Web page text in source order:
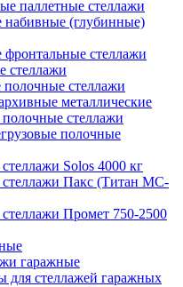
паллетные стеллажи
набивные (глубинные)
стеллажи
стеллажи
полочные стеллажи
металлические
стеллажи
полочные
Solos 4000 кг
стеллажи Пакс (Титан МС-
Промет 750-2500
гаражные
для стеллажей гаражных